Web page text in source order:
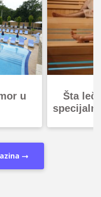
u
Šta